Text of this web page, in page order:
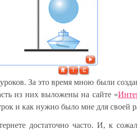
уроков. За это время мною были
из них выложены на сайте «
и как нужно было мне для своей
достаточно часто. И, к